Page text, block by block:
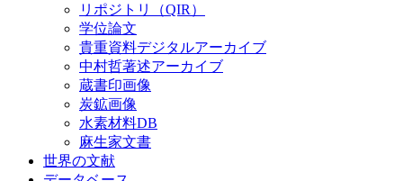
リポジトリ（QIR）
学位論文
貴重資料デジタルアーカイブ
中村哲著述アーカイブ
蔵書印画像
炭鉱画像
水素材料DB
麻生家文書
世界の文献